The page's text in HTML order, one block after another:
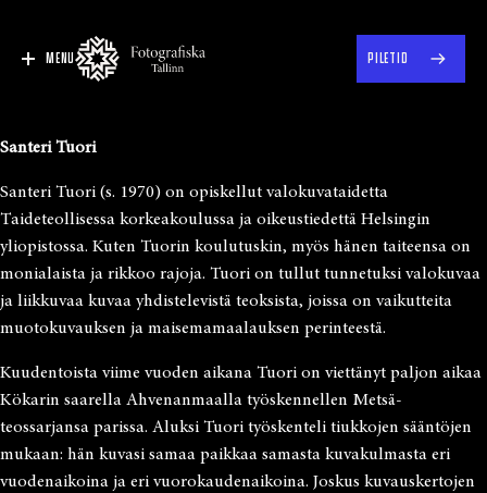
MENU PILETID
Santeri Tuori
Santeri Tuori (s. 1970) on opiskellut valokuvataidetta
Taideteollisessa korkeakoulussa ja oikeustiedettä Helsingin
yliopistossa. Kuten Tuorin koulutuskin, myös hänen taiteensa on
monialaista ja rikkoo rajoja. Tuori on tullut tunnetuksi valokuvaa
ja liikkuvaa kuvaa yhdistelevistä teoksista, joissa on vaikutteita
muotokuvauksen ja maisemamaalauksen perinteestä.
Kuudentoista viime vuoden aikana Tuori on viettänyt paljon aikaa
Kökarin saarella Ahvenanmaalla työskennellen Metsä-
teossarjansa parissa. Aluksi Tuori työskenteli tiukkojen sääntöjen
mukaan: hän kuvasi samaa paikkaa samasta kuvakulmasta eri
vuodenaikoina ja eri vuorokaudenaikoina. Joskus kuvauskertojen